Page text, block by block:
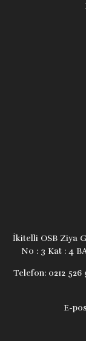
İkitelli OSB Ziya
No : 3 Kat : 4
Telefon:0212 526
E-